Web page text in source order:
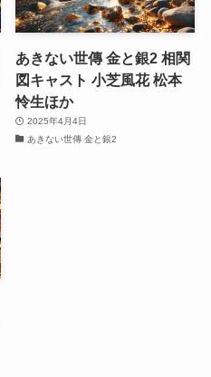
あきない世傳 金と銀2 相関
図キャスト 小芝風花 松本
怜生ほか
2025年4月4日
あきない世傳 金と銀2